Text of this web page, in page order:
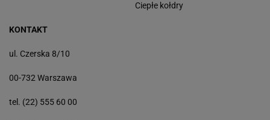
Ciepłe kołdry
KONTAKT
ul. Czerska 8/10
00-732 Warszawa
tel. (22) 555 60 00